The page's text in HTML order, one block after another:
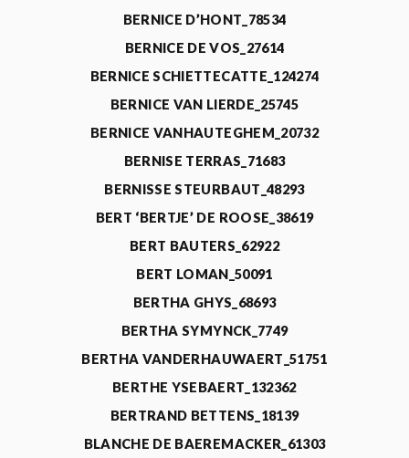
BERNICE D’HONT_78534
BERNICE DE VOS_27614
BERNICE SCHIETTECATTE_124274
BERNICE VAN LIERDE_25745
BERNICE VANHAUTEGHEM_20732
BERNISE TERRAS_71683
BERNISSE STEURBAUT_48293
BERT ‘BERTJE’ DE ROOSE_38619
BERT BAUTERS_62922
BERT LOMAN_50091
BERTHA GHYS_68693
BERTHA SYMYNCK_7749
BERTHA VANDERHAUWAERT_51751
BERTHE YSEBAERT_132362
BERTRAND BETTENS_18139
BLANCHE DE BAEREMACKER_61303